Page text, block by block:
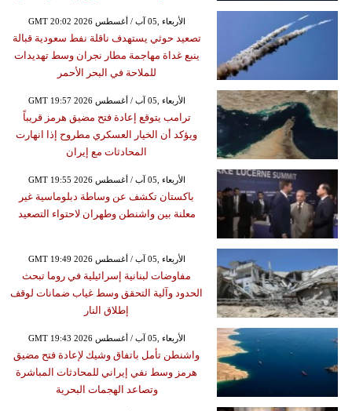
GMT 20:02 2026 الأربعاء ,05 آب / أغسطس
تصعيد حوثي يستهدف ناقلة نفط سعودية قبالة
ينبع غداة مهاجمة مطار نجران وسط تهديدات
للملاحة في البحر الأحمر
GMT 19:57 2026 الأربعاء ,05 آب / أغسطس
ترامب يتوقع إعادة فتح مضيق هرمز قريباً
ويؤكد أن الخيار العسكري مطروح إذا انهارت
المحادثات مع إيران
GMT 19:55 2026 الأربعاء ,05 آب / أغسطس
باكستان تكشف عن وساطة دبلوماسية غير
معلنة بين واشنطن وطهران لاحتواء التصعيد
GMT 19:49 2026 الأربعاء ,05 آب / أغسطس
مفاوضات لبنانية إسرائيلية في روما تبحث
الحدود وآلية التحقق وسط غياب ضمانات لوقف
إطلاق النار
GMT 19:43 2026 الأربعاء ,05 آب / أغسطس
واشنطن تأمل باتفاق وشيك لإعادة فتح مضيق
هرمز وسط نفي إيراني للمحادثات المباشرة
وتصاعد الهجمات البحرية